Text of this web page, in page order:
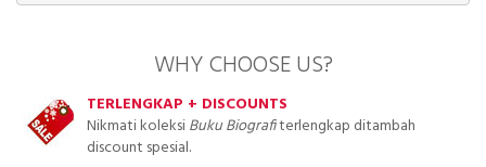
WHY CHOOSE US?
TERLENGKAP + DISCOUNTS
Nikmati koleksiBuku Biografiterlengkap ditambah
discount spesial.